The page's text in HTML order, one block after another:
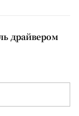
драйвером